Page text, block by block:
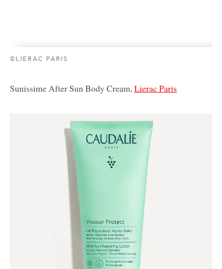
©LIERAC PARIS
Sunissime After Sun Body Cream, Lierac Paris